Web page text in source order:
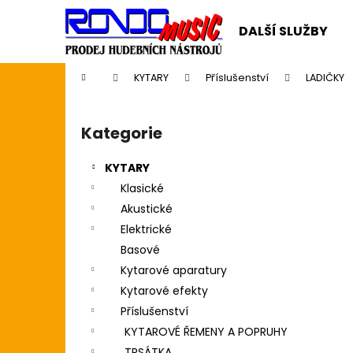
DALŠÍ SLUŽBY
Domů KYTARY Příslušenství LADIČKY
Přeskočit
kategorie
Kategorie
KYTARY
Klasické
Akustické
Elektrické
Basové
Kytarové aparatury
Kytarové efekty
Příslušenství
KYTAROVÉ ŘEMENY A POPRUHY
í
Zpět
do
Zpět
do
CASIO CDP S110BK BEZ STOJANU